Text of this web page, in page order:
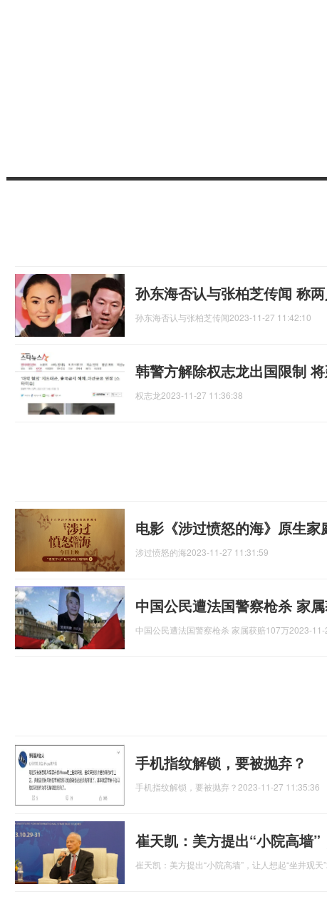
孙东海否认与张柏芝传闻 称
孙东海否认与张柏芝传闻2023-11-27 11:42:10
韩警方解除权志龙出国限制
权志龙2023-11-27 11:36:38
电影《涉过愤怒的海》原生家
涉过愤怒的海2023-11-27 11:31:59
中国公民遭法国警察枪杀 家
中国公民遭法国警察枪杀 家属获赔107万2023-
手机指纹解锁，要被抛弃？
手机指纹解锁，要被抛弃？ 2023-11-27 11:35:36
崔天凯：美方提出“小院高墙”
崔天凯：美方提出“小院高墙”，让人想起“坐井观天”